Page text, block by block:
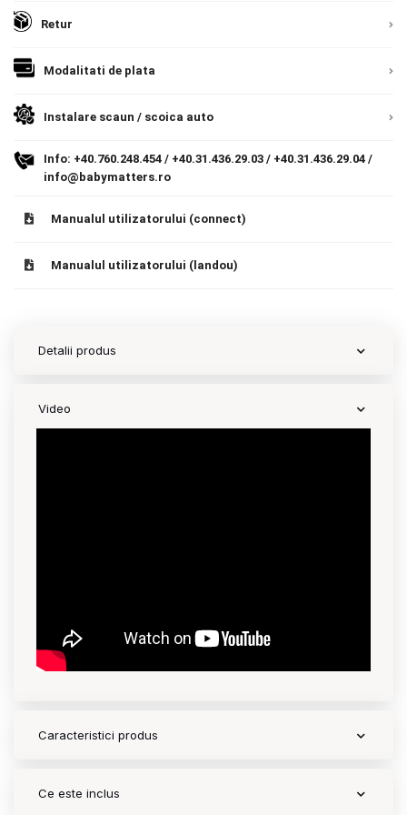
Retur
Modalitati de plata
Instalare scaun / scoica auto
Info: +40.760.248.454 / +40.31.436.29.03 / +40.31.436.29.04 /
info@babymatters.ro
Manualul utilizatorului (connect)
Manualul utilizatorului (landou)
Detalii produs
Video
Caracteristici produs
Ce este inclus
Romania, direct la client.